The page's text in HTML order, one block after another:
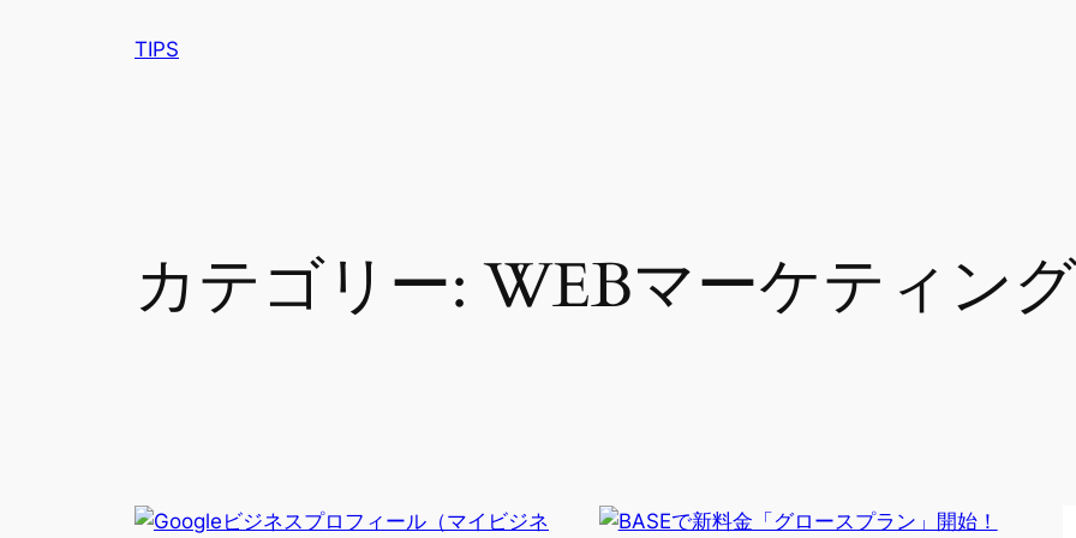
TIPS
カテゴリー:WEBマーケティング